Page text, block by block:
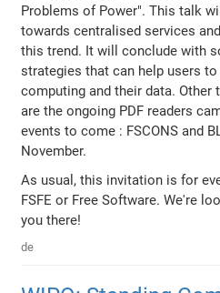
Problems of Power". This talk
towards centralised services
this trend. It will conclude with
strategies that can help users
computing and their data.
are the ongoing PDF readers
events to come : FSCONS and
November.
As usual, this invitation is for
FSFE or Free Software. We're
you there!
de